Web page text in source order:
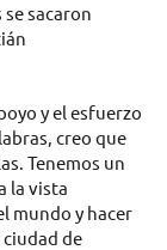
sacaron
y el esfuerzo
creo que
Tenemos un
la vista
mundo y hacer
de